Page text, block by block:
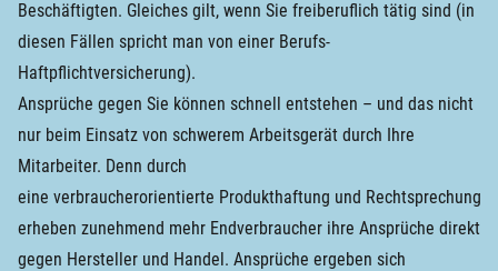
Beschäftigten. Gleiches gilt, wenn Sie freiberuflich tätig sind (in
diesen Fällen spricht man von einer Berufs-
Haftpflichtversicherung).
Ansprüche gegen Sie können schnell entstehen – und das nicht
nur beim Einsatz von schwerem Arbeitsgerät durch Ihre
Mitarbeiter. Denn durch
eine verbraucherorientierte Produkthaftung und Rechtsprechung
erheben zunehmend mehr Endverbraucher ihre Ansprüche direkt
gegen Hersteller und Handel. Ansprüche ergeben sich